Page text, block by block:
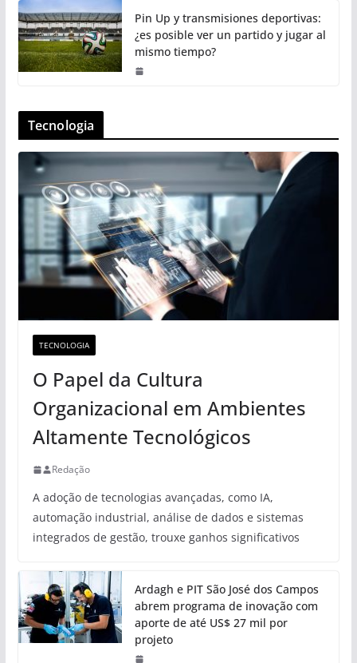
Pin Up y transmisiones deportivas:
¿es posible ver un partido y jugar al
mismo tiempo?
Tecnologia
TECNOLOGIA
O Papel da Cultura
Organizacional em Ambientes
Altamente Tecnológicos
Redação
A adoção de tecnologias avançadas, como IA,
automação industrial, análise de dados e sistemas
integrados de gestão, trouxe ganhos significativos
Ardagh e PIT São José dos Campos
abrem programa de inovação com
aporte de até US$ 27 mil por
projeto